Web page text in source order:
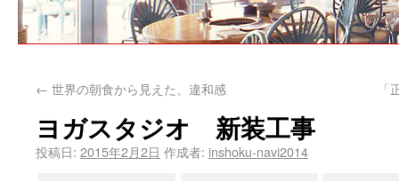
← 世界の朝食から見えた、違和感
ヨガスタジオ 新装工事
投稿日: 2015年2月2日 作成者: inshoku-navi2014